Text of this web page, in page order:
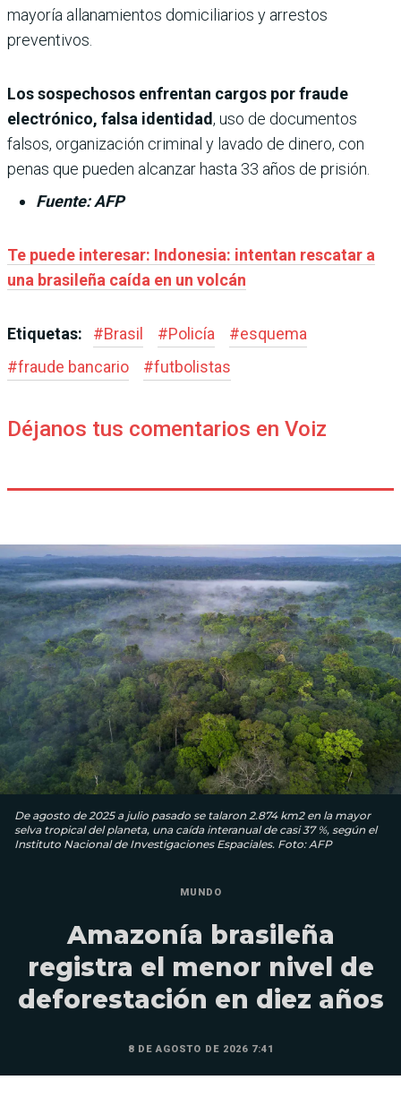
mayoría allanamientos domiciliarios y arrestos
preventivos.
Los sospechosos enfrentan cargos por fraude
electrónico, falsa identidad, uso de documentos
falsos, organización criminal y lavado de dinero, con
penas que pueden alcanzar hasta 33 años de prisión.
Fuente: AFP
Te puede interesar: Indonesia: intentan rescatar a
una brasileña caída en un volcán
Etiquetas: #Brasil #Policía #esquema
#fraude bancario #futbolistas
Déjanos tus comentarios en Voiz
De agosto de 2025 a julio pasado se talaron 2.874 km2 en la mayor
selva tropical del planeta, una caída interanual de casi 37 %, según el
Instituto Nacional de Investigaciones Espaciales. Foto: AFP
MUNDO
Amazonía brasileña
registra el menor nivel de
deforestación en diez años
8 DE AGOSTO DE 2026 7:41